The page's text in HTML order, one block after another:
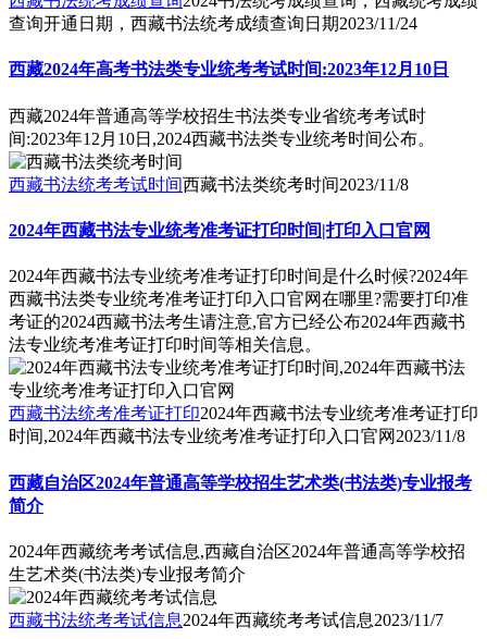
查询开通日期，西藏书法统考成绩查询日期2023/11/24
西藏2024年高考书法类专业统考考试时间:2023年12月10日
西藏2024年普通高等学校招生书法类专业省统考考试时
间:2023年12月10日,2024西藏书法类专业统考时间公布。
西藏书法统考考试时间西藏书法类统考时间2023/11/8
2024年西藏书法专业统考准考证打印时间|打印入口官网
2024年西藏书法专业统考准考证打印时间是什么时候?2024年
西藏书法类专业统考准考证打印入口官网在哪里?需要打印准
考证的2024西藏书法考生请注意,官方已经公布2024年西藏书
法专业统考准考证打印时间等相关信息。
西藏书法统考准考证打印2024年西藏书法专业统考准考证打印
时间,2024年西藏书法专业统考准考证打印入口官网 2023/11/8
西藏自治区2024年普通高等学校招生艺术类(书法类)专业报考
简介
2024年西藏统考考试信息,西藏自治区2024年普通高等学校招
生艺术类(书法类)专业报考简介
西藏书法统考考试信息2024年西藏统考考试信息2023/11/7